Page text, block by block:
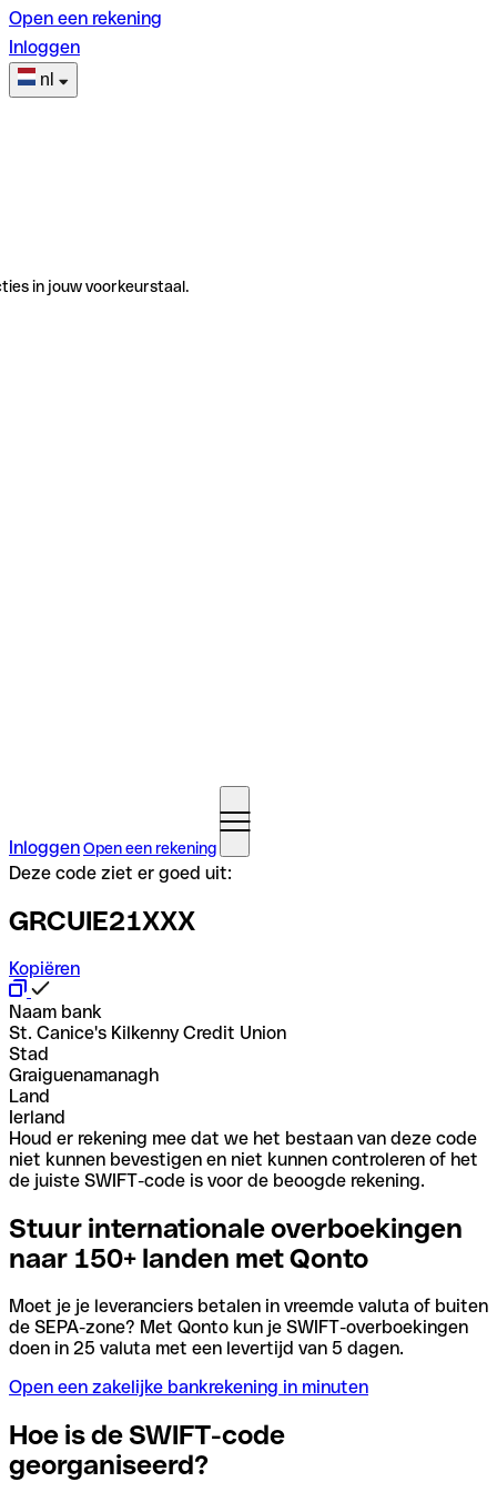
Open een rekening
Inloggen
nl
in jouw voorkeurstaal.
InloggenOpen een rekening
Deze code ziet er goed uit:
GRCUIE21XXX
Kopiëren
Naam bank
St. Canice's Kilkenny Credit Union
Stad
Graiguenamanagh
Land
Ierland
Houd er rekening mee dat we het bestaan van deze code
niet kunnen bevestigen en niet kunnen controleren of het
de juiste SWIFT-code is voor de beoogde rekening.
Stuur internationale overboekingen
naar 150+ landen met Qonto
Moet je je leveranciers betalen in vreemde valuta of buiten
de SEPA-zone? Met Qonto kun je SWIFT-overboekingen
doen in 25 valuta met een levertijd van 5 dagen.
Open een zakelijke bankrekening in minuten
Hoe is de SWIFT-code
georganiseerd?